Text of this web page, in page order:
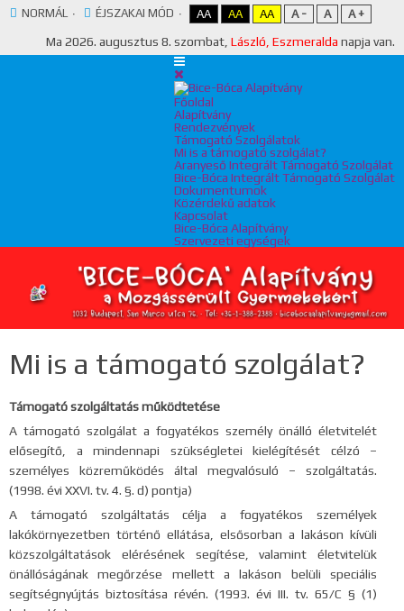
NORMÁL ÉJSZAKAI MÓD AA AA AA A - A A +
Ma 2026. augusztus 8. szombat, László, Eszmeralda napja van.
Főoldal
Alapítvány
Rendezvények
Támogató Szolgálatok
Mi is a támogató szolgálat?
Aranyeső Integrált Támogató Szolgálat
Bice-Bóca Integrált Támogató Szolgálat
Dokumentumok
Közérdekű adatok
Kapcsolat
Bice-Bóca Alapítvány
Szervezeti egységek
Mi is a támogató szolgálat?
Támogató szolgáltatás működtetése
A támogató szolgálat a fogyatékos személy önálló életvitelét
elősegítő, a mindennapi szükségletei kielégítését célzó –
személyes közreműködés által megvalósuló – szolgáltatás.
(1998. évi XXVI. tv. 4. §. d) pontja)
A támogató szolgáltatás célja a fogyatékos személyek
lakókörnyezetben történő ellátása, elsősorban a lakáson kívüli
közszolgáltatások elérésének segítése, valamint életvitelük
önállóságának megőrzése mellett a lakáson belüli speciális
segítségnyújtás biztosítása révén. (1993. évi III. tv. 65/C § (1)